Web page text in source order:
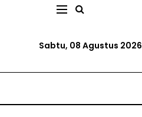
Sabtu, 08 Agustus 2026